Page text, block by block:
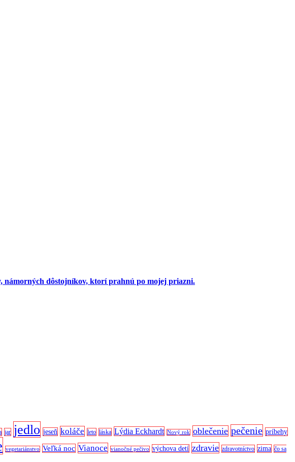
námorných dôstojníkov, ktorí prahnú po mojej priazni.
jar jedlo jeseň koláče leto láska Lýdia Eckhardt Nový rok oblečenie pečenie príbehy
vegetariánstvo Veľká noc Vianoce vianočné pečivo výchova detí zdravie zdravotníctvo zima čo sa